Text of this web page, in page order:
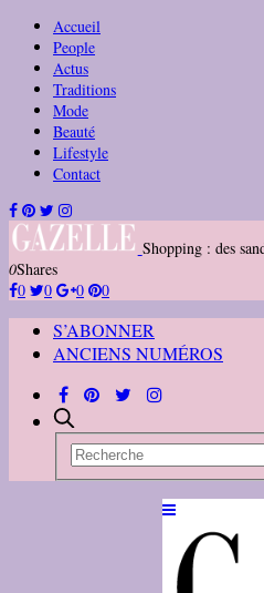
Accueil
People
Actus
Traditions
Mode
Beauté
Lifestyle
Contact
Shopping : des
0Shares
0
0 0 0
S’ABONNER
ANCIENS NUMÉROS